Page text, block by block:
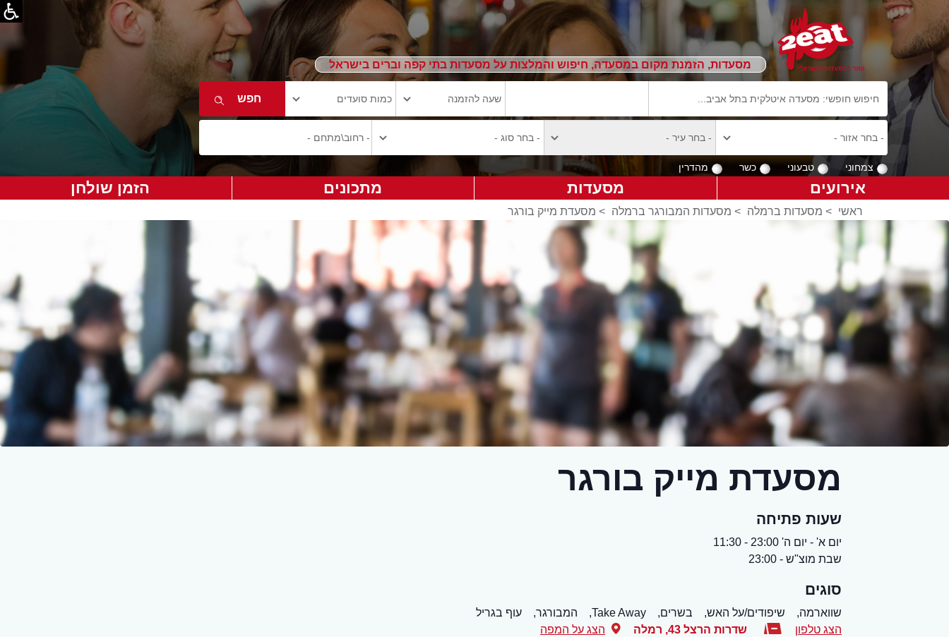
מסעדות, הזמנת מקום במסעדה, חיפוש והמלצות על מסעדות בתי קפה וברים בישראל
צמחוני טבעוני כשר מהדרין
אירועים מסעדות מתכונים הזמן שולחן
ראשי > מסעדות ברמלה > מסעדות המבורגר ברמלה > מסעדת מייק בורגר
מסעדת מייק בורגר
שעות פתיחה
יום א' - יום ה' 23:00 - 11:30
שבת מוצ"ש - 23:00
סוגים
שווארמה, שיפודים/על האש, בשרים, Take Away, המבורגר,
עוף בגריל
הצג טלפון
שדרות הרצל 43 , רמלה הצג על המפה